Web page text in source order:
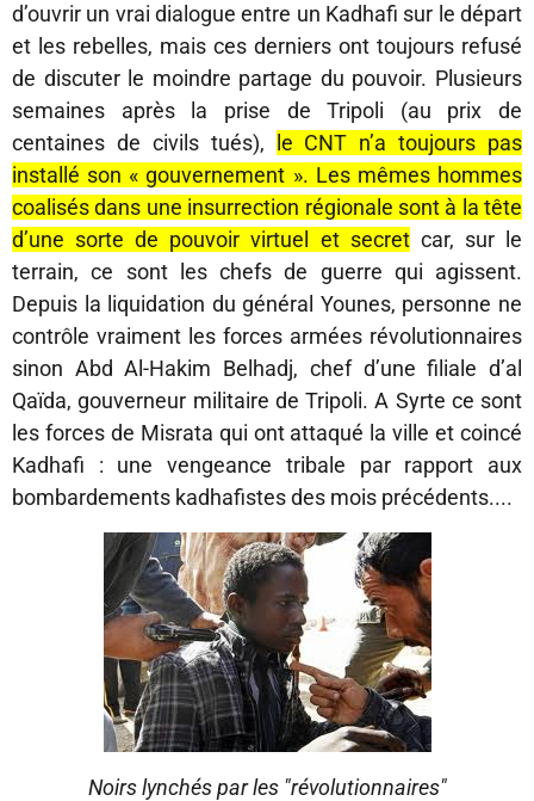
d’ouvrir un vrai dialogue entre un Kadhafi sur le départ
et les rebelles, mais ces derniers ont toujours refusé
de discuter le moindre partage du pouvoir. Plusieurs
semaines après la prise de Tripoli (au prix de
centaines de civils tués),
le CNT n’a toujours pas
installé son « gouvernement ». Les mêmes hommes
coalisés dans une insurrection régionale sont à la tête
d’une sorte de pouvoir virtuel et secretcar, sur le
terrain, ce sont les chefs de guerre qui agissent.
Depuis la liquidation du général Younes, personne ne
contrôle vraiment les forces armées révolutionnaires
sinon Abd Al-Hakim Belhadj, chef d’une filiale d’al
Qaïda, gouverneur militaire de Tripoli. A Syrte ce sont
les forces de Misrata qui ont attaqué la ville et coincé
Kadhafi : une vengeance tribale par rapport aux
bombardements kadhafistes des mois précédents....
Noirs lynchés par les "révolutionnaires"